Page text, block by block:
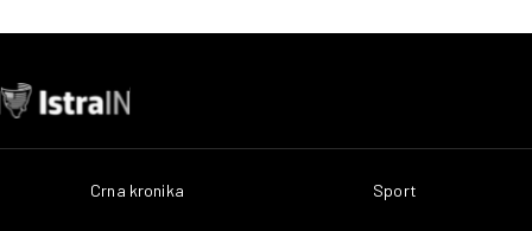
Crna kronika Sport